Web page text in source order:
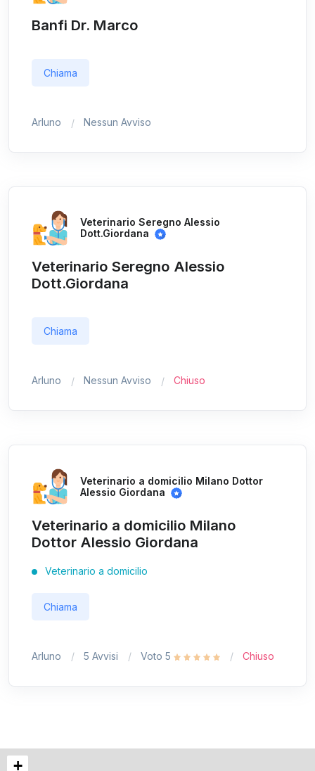
Banfi Dr. Marco
Chiama
Arluno Nessun Avviso
Veterinario Seregno Alessio
Dott.Giordana
Veterinario Seregno Alessio
Dott.Giordana
Chiama
Arluno Nessun Avviso Chiuso
Veterinario a domicilio Milano Dottor
Alessio Giordana
Veterinario a domicilio Milano
Dottor Alessio Giordana
Veterinario a domicilio
Chiama
Arluno 5 Avvisi Voto 5 Chiuso
+